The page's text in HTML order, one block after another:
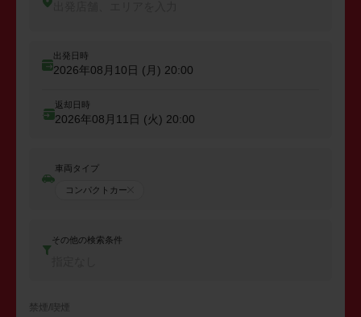
出発日時
2026年08月10日 (月) 20:00
返却日時
2026年08月11日 (火) 20:00
車両タイプ
コンパクトカー
その他の検索条件
禁煙/喫煙